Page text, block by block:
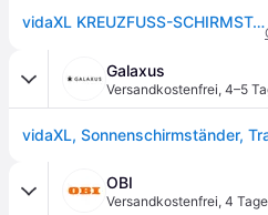
vidaXL KREUZFUSS-SCHIRMSTÄNDER-SET Anthrazit
Galaxus
Versandkostenfrei, 4–5
vidaXL, Sonnenschirmständer,
OBI
Versandkostenfrei, 4 Tage